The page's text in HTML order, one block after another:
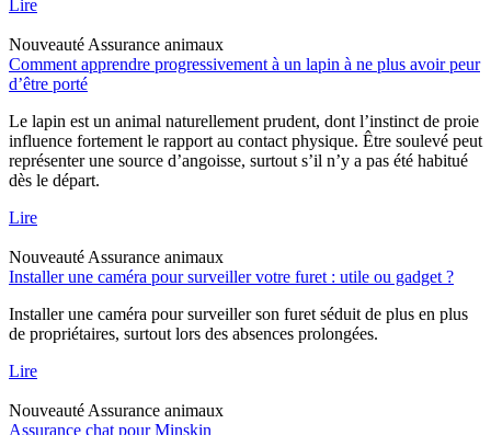
Lire
Nouveauté Assurance animaux
Comment apprendre progressivement à un lapin à ne plus avoir peur
d’être porté
Le lapin est un animal naturellement prudent, dont l’instinct de proie
influence fortement le rapport au contact physique. Être soulevé peut
représenter une source d’angoisse, surtout s’il n’y a pas été habitué
dès le départ.
Lire
Nouveauté Assurance animaux
Installer une caméra pour surveiller votre furet : utile ou gadget ?
Installer une caméra pour surveiller son furet séduit de plus en plus
de propriétaires, surtout lors des absences prolongées.
Lire
Nouveauté Assurance animaux
Assurance chat pour Minskin